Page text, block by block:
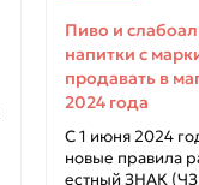
Пиво и
напитки с
продавать в
2024 года
С 1 июня 2024
новые правила
естный ЗНАК